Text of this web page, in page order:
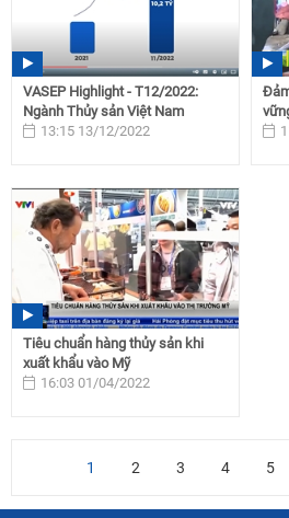
VASEP Highlight - T12/2022:
Ngành Thủy sản Việt Nam
13:15 13/12/2022
Tiêu chuẩn hàng thủy sản khi
xuất khẩu vào Mỹ
16:03 01/04/2022
1 2 3 4 5